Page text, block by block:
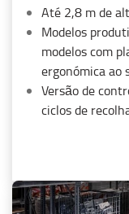
Até 2,8 m de
Modelos
modelos com
ergonómica ao
Versão de
ciclos de